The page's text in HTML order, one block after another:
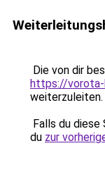
Die von dir
https://vorota-
weiterzuleiten.
Falls du
du zur